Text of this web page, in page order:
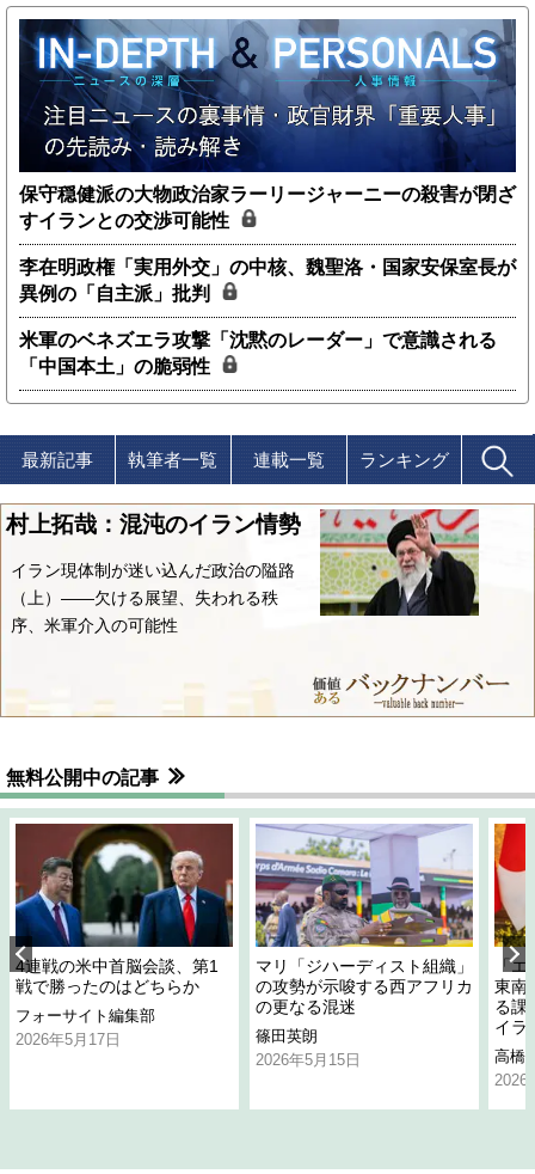
保守穏健派の大物政治家ラーリージャーニーの殺害が閉ざ
すイランとの交渉可能性
李在明政権「実用外交」の中核、魏聖洛・国家安保室長が
異例の「自主派」批判
米軍のベネズエラ攻撃「沈黙のレーダー」で意識される
「中国本土」の脆弱性
最新記事 執筆者一覧 連載一覧 ランキング
村上拓哉：混沌のイラン情勢
イラン現体制が迷い込んだ政治の隘路
（上）――欠ける展望、失われる秩
序、米軍介入の可能性
無料公開中の記事
4連戦の米中首脳会談、第1
戦で勝ったのはどちらか
フォーサイト編集部
2026年5月17日
マリ「ジハーディスト組織」
の攻勢が示唆する西アフリカ
の更なる混迷
篠田英朗
2026年5月15日
「
東南
る課
イラ
高橋
2026